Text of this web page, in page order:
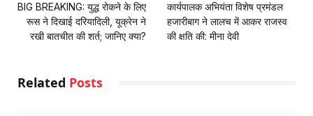
BIG BREAKING: युद्ध रोकने के लिए
रूस ने दिखाई दरियादिली, यूक्रेन ने
रखी बातचीत की शर्त; जानिए क्या?
कार्यपालक अभियंता विशेष प्रमंडल
हजारीबाग ने लालच में आकर राजस्व
की क्षति की: मीना देवी
Related Posts